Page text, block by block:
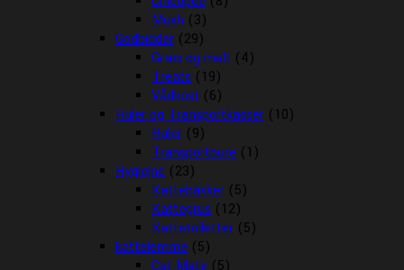
Mush (3)
Godbidder (29)
Græs og malt (4)
Treats (19)
Vådkost (6)
Huler og Transportkasser (10)
Huler (9)
Transportbure (1)
Hygiejne (23)
Kattebakker (5)
Kattegrus (12)
Kattetoiletter (5)
kattelemme (5)
Cat Mate (5)